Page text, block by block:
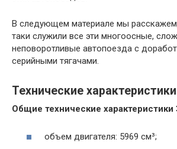
В следующем материале мы
таки служили все эти многоосные,
неповоротливые автопоезда с
серийными тягачами.
Технические
Общие технические
объем двигателя: 5969 см³;